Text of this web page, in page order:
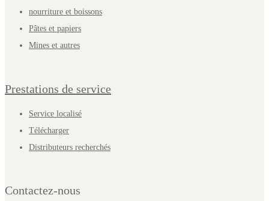
nourriture et boissons
Pâtes et papiers
Mines et autres
Prestations de service
Service localisé
Télécharger
Distributeurs recherchés
Contactez-nous